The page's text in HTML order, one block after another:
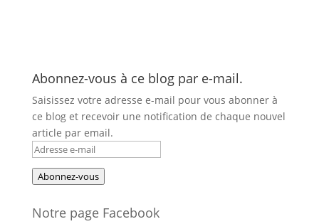
Abonnez-vous à ce blog par e-mail.
Saisissez votre adresse e-mail pour vous abonner à
ce blog et recevoir une notification de chaque nouvel
article par email.
Adresse
e-
mail
Abonnez-vous
Notre page Facebook